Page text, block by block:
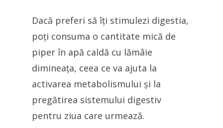
Dacă preferi să îți stimulezi digestia,
poți consuma o cantitate mică de
piper în apă caldă cu lămâie
dimineața, ceea ce va ajuta la
activarea metabolismului și la
pregătirea sistemului digestiv
pentru ziua care urmează.